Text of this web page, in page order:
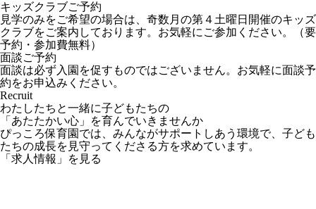
キッズクラブご予約
見学のみをご希望の場合は、奇数月の第４土曜日開催のキッズ
クラブをご案内しております。お気軽にご参加ください。（要
予約・参加費無料）
面談ご予約
面談は必ず入園を促すものではございません。お気軽に面談予
約をお申込みください。
Recruit
わたしたちと一緒に子どもたちの
「あたたかい心」を育んでいきませんか
ぴっころ保育園では、みんながサポートしあう環境で、子ども
たちの成長を見守ってくださる方を求めています。
「求人情報」を見る